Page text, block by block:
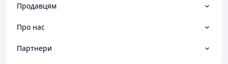
Продавцям
Про нас
Партнери